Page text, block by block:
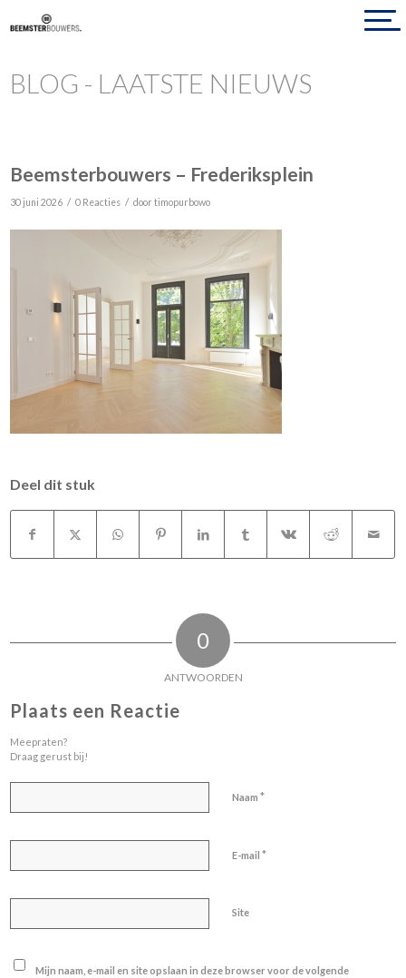
BLOG - LAATSTE NIEUWS
Beemsterbouwers – Frederiksplein
30 juni 2026 / 0 Reacties / doortimopurbowo
Deel dit stuk
0
ANTWOORDEN
Plaats een Reactie
Meepraten?
Draag gerust bij!
Naam*
E-mail*
Site
Mijn naam, e-mail en site opslaan in deze browser voor de volgende